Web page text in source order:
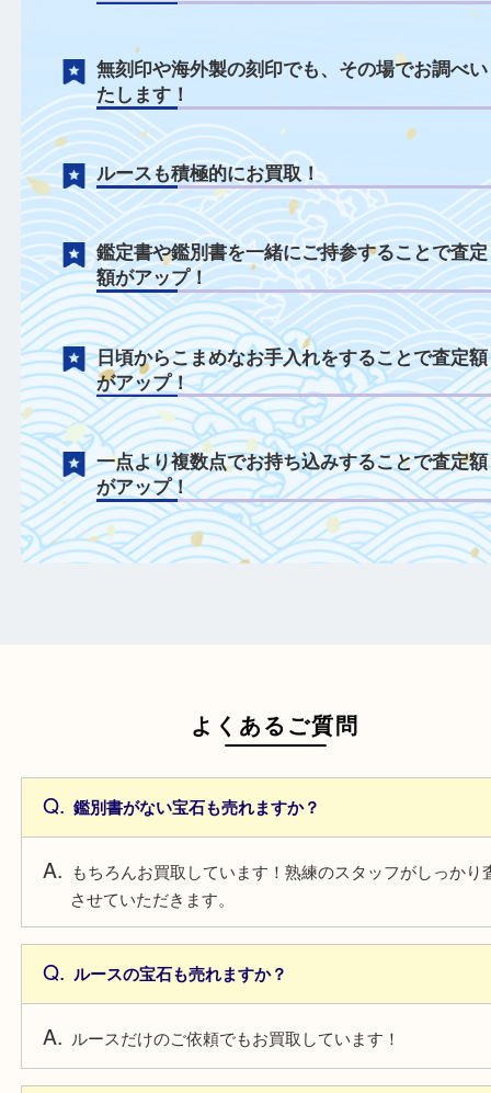
ジュエリーについて
千切れてしまったネックレスや曲がってし
た指輪も積極的に買取中！
無刻印や海外製の刻印でも、その場でお調
たします！
ルースも積極的にお買取！
鑑定書や鑑別書を一緒にご持参することで
額がアップ！
一点より複数点でお持ち込みすることで
がアップ！
よくあるご質問